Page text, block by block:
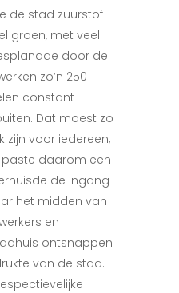
de stad zuurstof
groen, met veel
door de
zo’n 250
constant
Dat moest zo
voor iedereen,
paste daarom een
de ingang
het midden van
en
ontsnappen
van de stad.